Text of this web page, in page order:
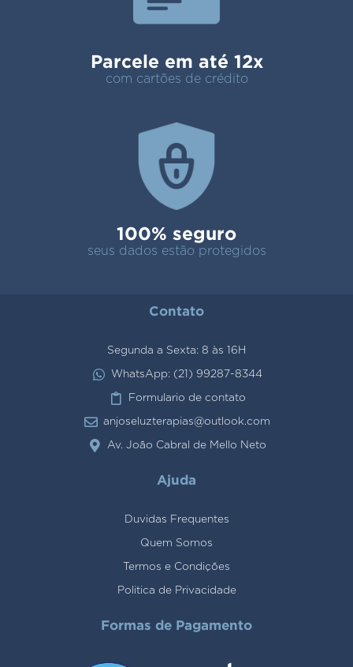
Parcele em até 12x
com cartões de crédito
100% seguro
seus dados estão protegidos
Contato
Segunda a Sexta: 8 às 16H
WhatsApp: (21) 99287-8344
Formulario de contato
anjoseluzterapias@outlook.com
Av. João Cabral de Mello Neto
Ajuda
Duvidas Frequentes
Quem Somos
Termos e Condições
Politica de Privacidade
Formas de Pagamento